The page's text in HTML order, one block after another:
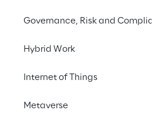
Governance, Risk and
Hybrid Work
Internet of Things
Metaverse